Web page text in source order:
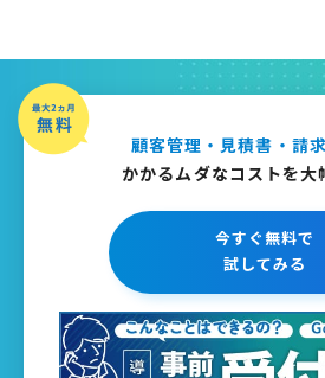
顧客管理・見積書・請
かかるムダなコストを大
今すぐ無料で
試してみる